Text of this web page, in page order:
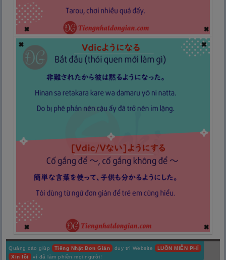
Quảng cáo giúp Tiếng Nhật Đơn Giản duy trì Website
LUÔN MIỄN PHÍ
Xin lỗi
vì đã làm phiền mọi người!